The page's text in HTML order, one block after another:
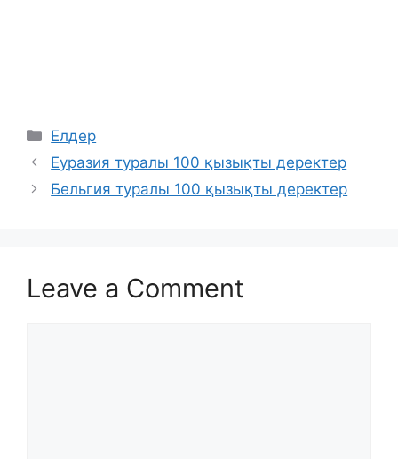
Categories
Елдер
Еуразия туралы 100 қызықты деректер
Бельгия туралы 100 қызықты деректер
Leave a Comment